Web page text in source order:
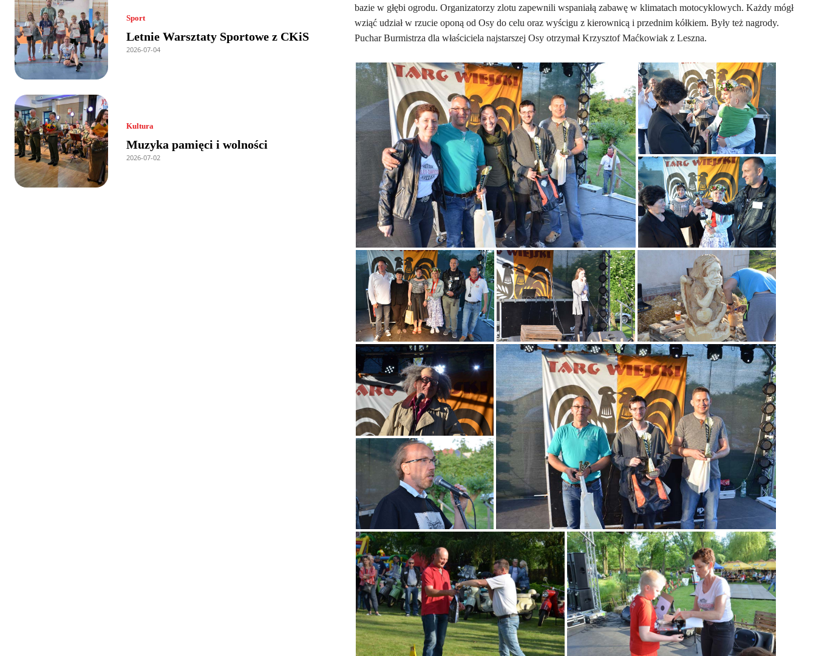
Sport
Letnie Warsztaty Sportowe z CKiS
2026-07-04
Kultura
Muzyka pamięci i wolności
2026-07-02
bazie w głębi ogrodu. Organizatorzy zlotu zapewnili wspaniałą zabawę w klimatach motocyklowych. Każdy mógł
wziąć udział w rzucie oponą od Osy do celu oraz wyścigu z kierownicą i przednim kółkiem. Były też nagrody.
Puchar Burmistrza dla właściciela najstarszej Osy otrzymał Krzysztof Maćkowiak z Leszna.